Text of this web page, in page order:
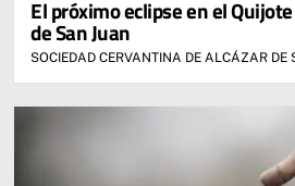
El próximo eclipse en el
de San Juan
SOCIEDAD CERVANTINA DE ALCÁZAR DE